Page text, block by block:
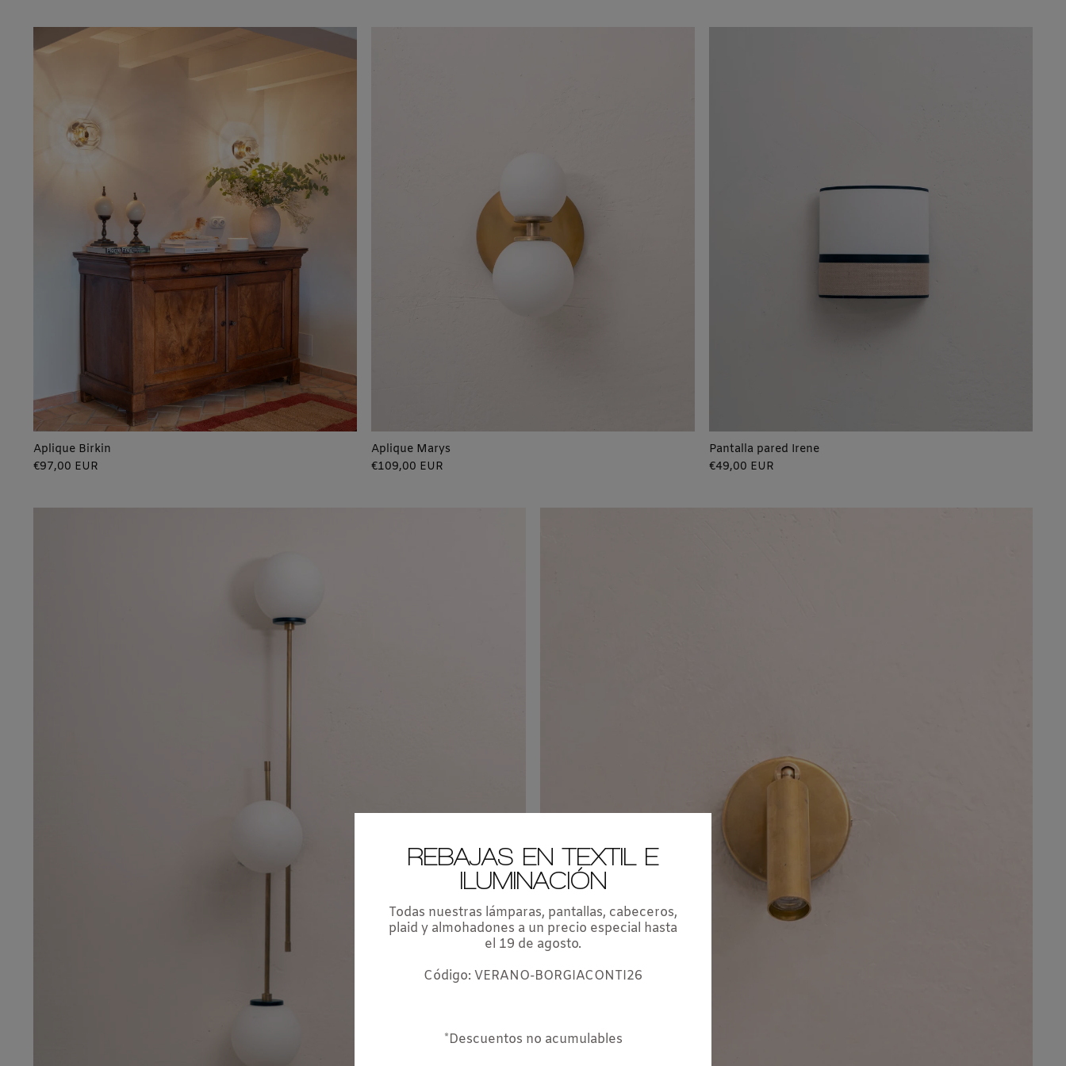
REBAJAS EN TEXTIL E
ILUMINACIÓN
Todas nuestras lámparas, pantallas, cabeceros,
plaid y almohadones a un precio especial hasta
el 19 de agosto.
Código: VERANO-BORGIACONTI26
*Descuentos no acumulables
Aplique Birkin
Precio
€97,00 EUR
Aplique Marys
Precio
€109,00 EUR
Pantalla pared Irene
Precio
€49,00 EUR